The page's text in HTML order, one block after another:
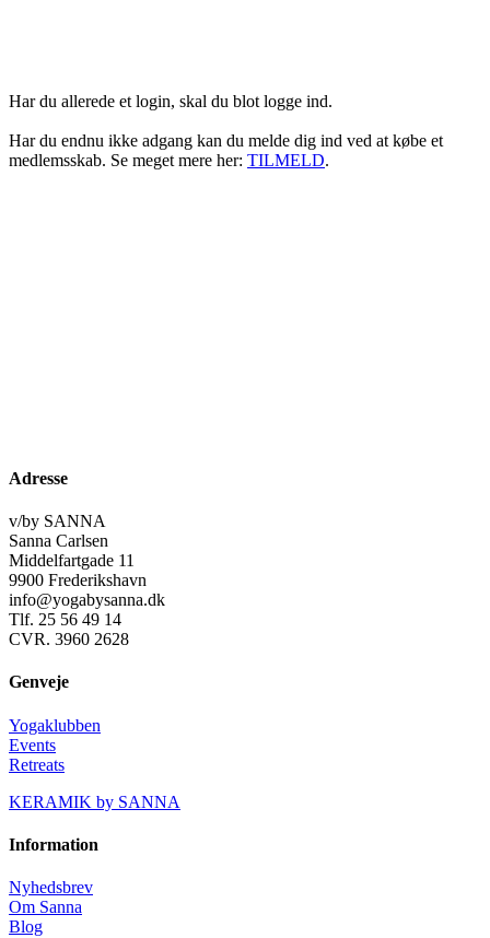
Har du allerede et login, skal du blot logge ind.
Har du endnu ikke adgang kan du melde dig ind ved at købe et
medlemsskab. Se meget mere her: TILMELD.
Adresse
v/by SANNA
Sanna Carlsen
Middelfartgade 11
9900 Frederikshavn
info@yogabysanna.dk
Tlf. 25 56 49 14
CVR. 3960 2628
Genveje
Yogaklubben
Events
Retreats
KERAMIK by SANNA
Information
Nyhedsbrev
Om Sanna
Blog